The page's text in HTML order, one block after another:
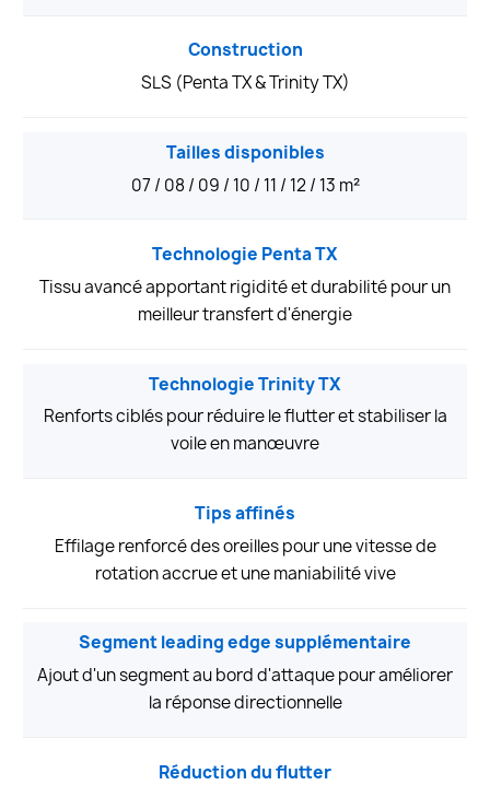
Construction
SLS (Penta TX & Trinity TX)
Tailles disponibles
07 / 08 / 09 / 10 / 11 / 12 / 13 m²
Technologie Penta TX
Tissu avancé apportant rigidité et durabilité pour un
meilleur transfert d'énergie
Technologie Trinity TX
Renforts ciblés pour réduire le flutter et stabiliser la
voile en manœuvre
Tips affinés
Effilage renforcé des oreilles pour une vitesse de
rotation accrue et une maniabilité vive
Segment leading edge supplémentaire
Ajout d'un segment au bord d'attaque pour améliorer
la réponse directionnelle
Réduction du flutter